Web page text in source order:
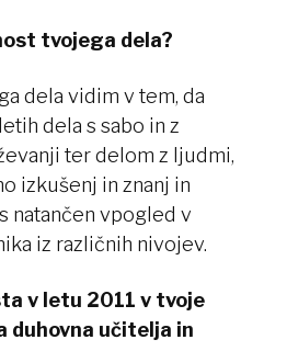
tvojega dela?
dela vidim v tem, da
dela s sabo in z
ter delom z ljudmi,
izkušenj in znanj in
natančen vpogled v
iz različnih nivojev.
v letu 2011 v tvoje
duhovna učitelja in